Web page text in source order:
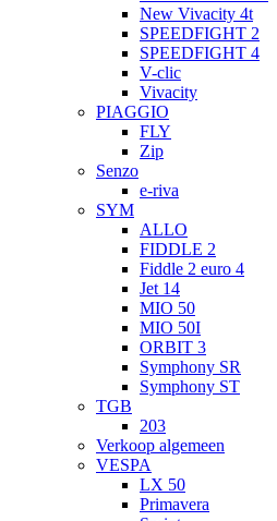
New Vivacity 4t
SPEEDFIGHT 2
SPEEDFIGHT 4
V-clic
Vivacity
PIAGGIO
FLY
Zip
Senzo
e-riva
SYM
ALLO
FIDDLE 2
Fiddle 2 euro 4
Jet 14
MIO 50
MIO 50I
ORBIT 3
Symphony SR
Symphony ST
TGB
203
Verkoop algemeen
VESPA
LX 50
Primavera